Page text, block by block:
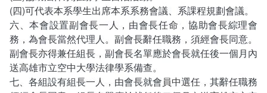
(四)可代表本系學生出席本系系務會議、系課程規劃會議。
六、本會設置副會長一人，由會長任命，協助會長綜理會
務，為會長當然代理人。副會長辭任職務，須經會長同意。
副會長亦得兼任組長，副會長名單應於會長就任後一個月內
送高雄市立空中大學法律學系備查。
七、各組設有組長一人，由會長就會員中選任，其辭任職務